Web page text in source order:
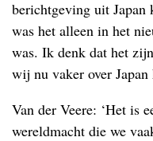
berichtgeving uit Japan
was het alleen in het
was. Ik denk dat het
wij nu vaker over Japan
Van der Veere: ‘Het is
wereldmacht die we